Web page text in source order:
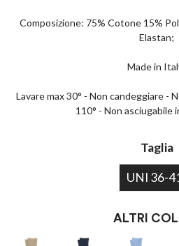
Composizione: 75% Cotone 15%
Elastan;
Made in
Lavare max 30° - Non candeggiare -
110° - Non asciugabile
Taglia
UNI 36-
ALTRI